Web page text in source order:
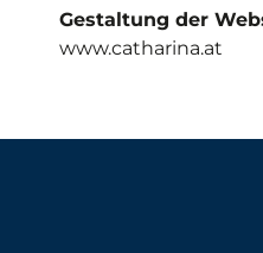
Gestaltung der
www.catharina.at